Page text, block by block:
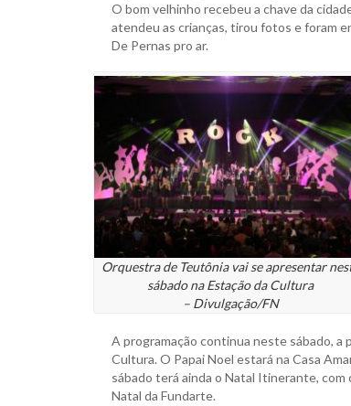
O bom velhinho recebeu a chave da
atendeu as crianças, tirou fotos e foram
De Pernas pro ar.
Orquestra de Teutônia vai se apresentar
sábado na Estação da Cultura
– Divulgação/FN
A programação continua neste sábado,
Cultura. O Papai Noel estará na Casa
sábado terá ainda o Natal Itinerante,
Natal da Fundarte.